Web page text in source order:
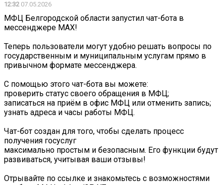
12:32 07.05.2026
МФЦ Белгородской области запустил чат-бота в
мессенджере MAX!
Теперь пользователи могут удобно решать вопросы по
государственным и муниципальным услугам прямо в
привычном формате мессенджера.
С помощью этого чат-бота вы можете:
проверить статус своего обращения в МФЦ;
записаться на приём в офис МФЦ или отменить запись;
узнать адреса и часы работы МФЦ.
Чат-бот создан для того, чтобы сделать процесс
получения госуслуг
максимально простым и безопасным. Его функции будут
развиваться, учитывая ваши отзывы!
Отрывайте по ссылке и знакомьтесь с возможностями